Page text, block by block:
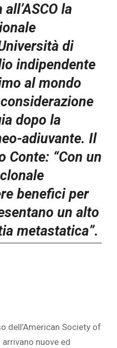
la
di
indipendente
al mondo
dopo la
adiuvante. Il
Conte: “Con un
benefici per
un alto
metastatica”.
dell’American Society of
nuove ed